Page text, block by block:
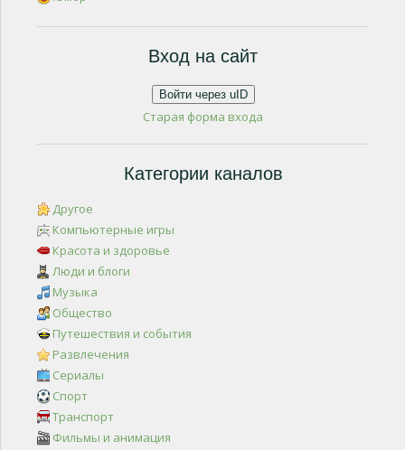
Вход на сайт
Войти через uID
Старая форма входа
Категории каналов
Другое
Компьютерные игры
Красота и здоровье
Люди и блоги
Музыка
Общество
Путешествия и события
Развлечения
Сериалы
Спорт
Транспорт
Фильмы и анимация